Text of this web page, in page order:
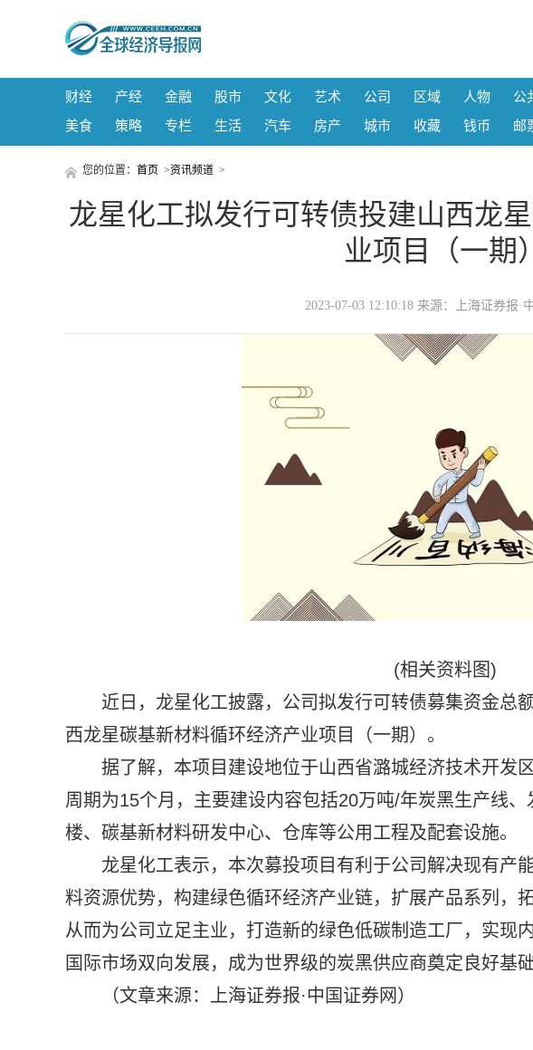
财经 产经 金融 股市 文化 艺术 公司 区域 人物 公
美食
策略 专栏 生活 汽车 房产 城市 收藏 钱币 邮
您的位置： 首页 >资讯频道 >
龙星化工拟发行可转债投建山西龙
业项目（一期）
2023-07-03 12:10:18 来源：上海证券报·
(相关资料图)
近日，龙星化工披露，公司拟发行可转债募集资金总
西龙星碳基新材料循环经济产业项目（一期）。
据了解，本项目建设地位于山西省潞城经济技术开发
周期为15个月，主要建设内容包括20万吨/年炭黑生产线
楼、碳基新材料研发中心、仓库等公用工程及配套设施。
龙星化工表示，本次募投项目有利于公司解决现有产
料资源优势，构建绿色循环经济产业链，扩展产品系列，
从而为公司立足主业，打造新的绿色低碳制造工厂，实现
国际市场双向发展，成为世界级的炭黑供应商奠定良好基础
（文章来源：上海证券报·中国证券网）